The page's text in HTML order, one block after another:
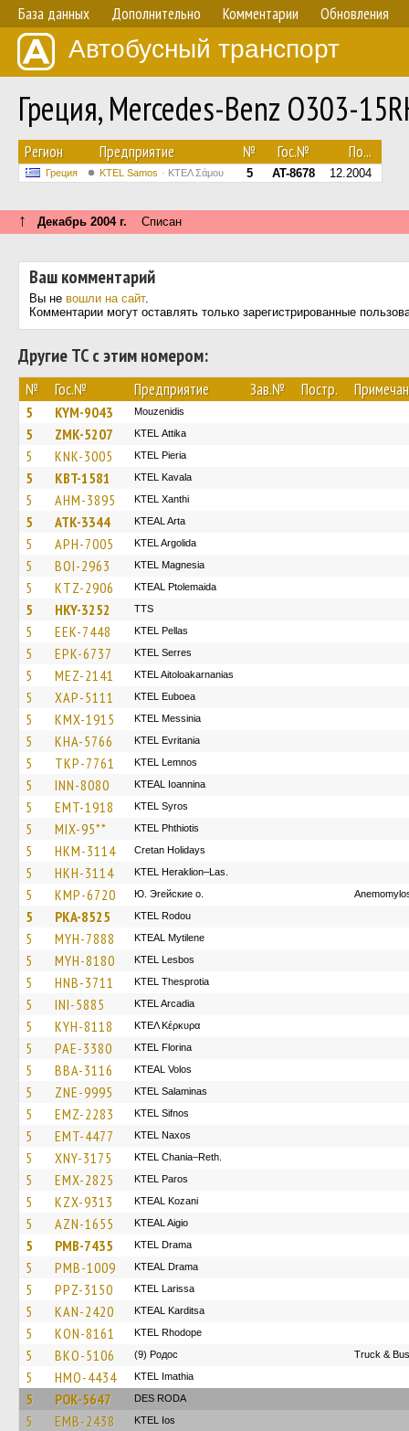
База данных Дополнительно Комментарии Обновления
Автобусный транспорт
Греция, Mercedes-Benz O303-
Регион Предприятие № Гос.№ По...
Греция KTEL Samos ΚΤΕΛ Σάμου 5 AT-8678 12.2004
↑ Декабрь 2004 г. Списан
Ваш комментарий
Вы не вошли на сайт.
Комментарии могут оставлять только зарегистрированные
Другие ТС с этим номером:
№ Гос.№ Предприятие Зав.№ Постр.
5 KYM-9043 Mouzenidis
5 ZMK-5207 KΤΕL Αttika
5 KNK-3005 KTEL Pieria
5 KBT-1581 KTEL Kavala
5 AHM-3895 KTEL Xanthi
5 ATK-3344 KTEAL Arta
5 APH-7005 KTEL Argolida
5 BOI-2963 ΚΤΕL Magnesia
5 KTZ-2906 KTEAL Ptolemaida
5 HKY-3252 TTS
5 EEK-7448 KTEL Pellas
5 EPK-6737 KTEL Serres
5 MEZ-2141 KTEL Aitoloakarnanias
5 XAP-5111 ΚΤΕL Euboea
5 KMX-1915 KTEL Messinia
5 KHA-5766 ΚΤΕL Evritania
5 TKP-7761 KTEL Lemnos
5 INN-8080 KTEAL Ioannina
5 EMT-1918 KTEL Syros
5 MIX-95** ΚΤΕL Phthiotis
5 HKM-3114 Cretan Holidays
5 HKH-3114 KTEL Heraklion–Las.
5 KMP-6720 Ю. Эгейские о.
5 PKA-8525 ΚΤΕL Rodou
5 MYH-7888 KTEAL Mytilene
5 MYH-8180 KTEL Lesbos
5 HNB-3711 KTEL Thesprotia
5 INI-5885 KTEL Arcadia
5 KYH-8118 ΚΤΕΛ Κέρκυρα
5 PAE-3380 KTEL Florina
5 BBA-3116 KTEAL Volos
5 ZNE-9995 KTEL Salaminas
5 EMZ-2283 KTEL Sifnos
5 EMT-4477 KTEL Naxos
5 XNY-3175 KTEL Chania–Reth.
5 EMX-2825 KTEL Paros
5 KZX-9313 KTEAL Kozani
5 AZN-1655 KTEAL Aigio
5 PMB-7435 KTEL Drama
5 PMB-1009 KTEAL Drama
5 PPZ-3150 KTEL Larissa
5 KAN-2420 KTEAL Karditsa
5 KON-8161 KTEL Rhodope
5 BKO-5106 (9) Родос Truck &
5 HMO-4434 KTEL Imathia
5 POK-5647 DES RODA
5 EMB-2438 KTEL Ios